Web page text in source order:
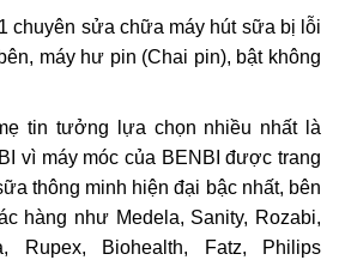
chuyên sửa chữa máy hút sữa bị lỗi
máy hư pin (Chai pin), bật không
tin tưởng lựa chọn nhiều nhất là
vì máy móc của BENBI được trang
thông minh hiện đại bậc nhất, bên
hàng như Medela, Sanity, Rozabi,
Rupex, Biohealth, Fatz, Philips